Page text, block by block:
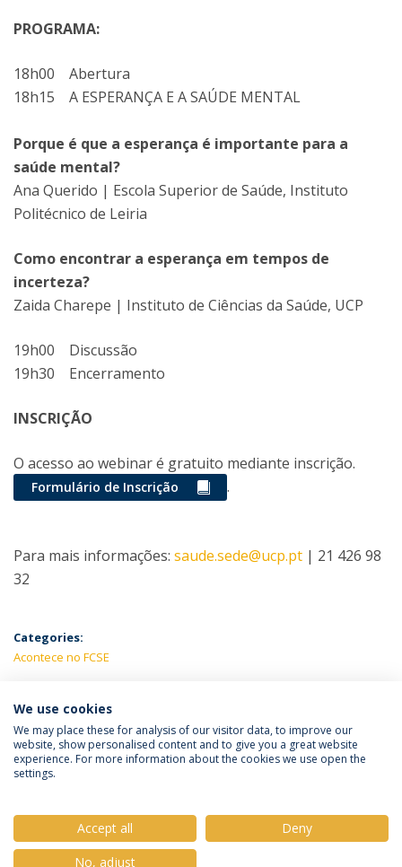
PROGRAMA:
18h00 Abertura
18h15 A ESPERANÇA E A SAÚDE MENTAL
Porque é que a esperança é importante para a
saúde mental?
Ana Querido | Escola Superior de Saúde, Instituto
Politécnico de Leiria
Como encontrar a esperança em tempos de
incerteza?
Zaida Charepe | Instituto de Ciências da Saúde, UCP
19h00 Discussão
19h30 Encerramento
INSCRIÇÃO
O acesso ao webinar é gratuito mediante inscrição.
Formulário de Inscrição .
Para mais informações: saude.sede@ucp.pt | 21 426 98
32
Categories:
Acontece no FCSE
LATEST NEWS
Política de Privacidade
Termos e Condições
We use cookies
We may place these for analysis of our visitor data, to improve our
website, show personalised content and to give you a great website
experience. For more information about the cookies we use open the
settings.
Accept all
Deny
No, adjust